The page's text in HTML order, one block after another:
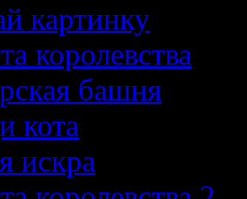
картинку
королевства
башня
кота
искра